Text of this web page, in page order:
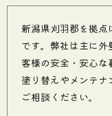
新潟県刈羽郡を拠
です。弊社は主に
客様の安全・安心な
塗り替えやメンテ
ご相談ください。